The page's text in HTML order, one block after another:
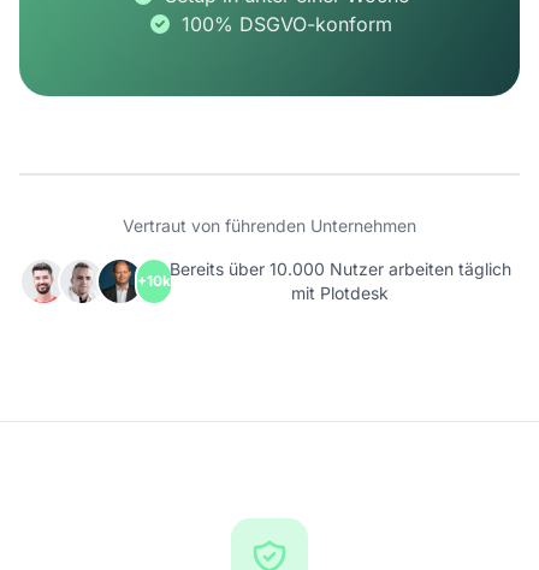
100% DSGVO-konform
Vertraut von führenden Unternehmen
+10k
Bereits über 10.000 Nutzer arbeiten täglich
mit Plotdesk